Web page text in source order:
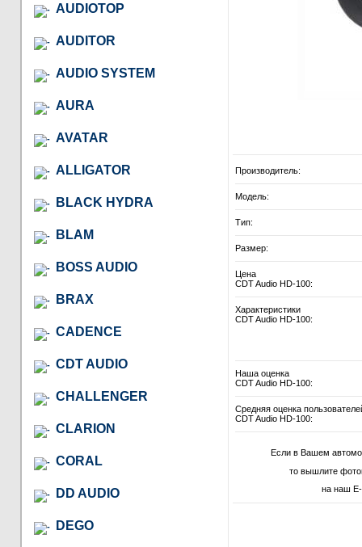
AUDIOTOP
AUDITOR
AUDIO SYSTEM
AURA
AVATAR
ALLIGATOR
BLACK HYDRA
BLAM
BOSS AUDIO
BRAX
CADENCE
CDT AUDIO
CHALLENGER
CLARION
CORAL
DD AUDIO
DEGO
Производитель:
Модель:
Тип:
Размер:
Цена
CDT Audio HD-100:
Характеристики
CDT Audio HD-100:
Наша оценка
CDT Audio HD-100:
Средняя оценка
CDT Audio HD-100:
Если в Вашем
то вышлите
на наш